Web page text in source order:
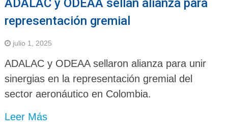
ADALAC y ODEAA sellan alianza para
representación gremial
julio 1, 2025
ADALAC y ODEAA sellaron alianza para unir
sinergias en la representación gremial del
sector aeronáutico en Colombia.
Leer Más